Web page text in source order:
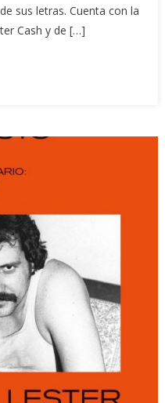
sus letras. Cuenta con la
Cash y de […]